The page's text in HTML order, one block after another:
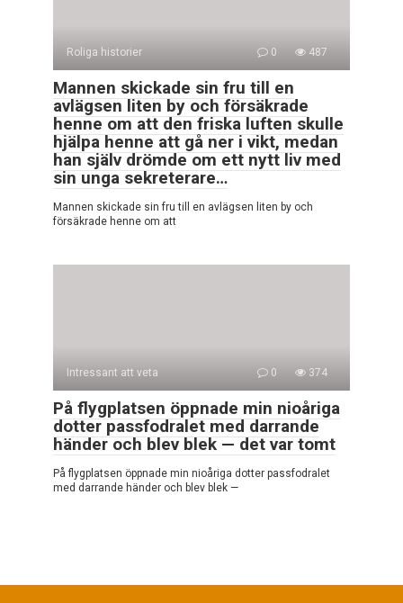
Roliga historier 0 487
Mannen skickade sin fru till en
avlägsen liten by och försäkrade
henne om att den friska luften skulle
hjälpa henne att gå ner i vikt, medan
han själv drömde om ett nytt liv med
sin unga sekreterare…
Mannen skickade sin fru till en avlägsen liten by och
försäkrade henne om att
Intressant att veta 0 374
På flygplatsen öppnade min nioåriga
dotter passfodralet med darrande
händer och blev blek — det var tomt
På flygplatsen öppnade min nioåriga dotter passfodralet
med darrande händer och blev blek —